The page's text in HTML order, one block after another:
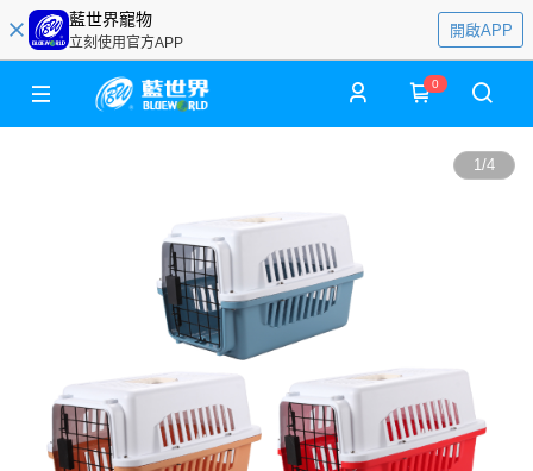
藍世界寵物
立刻使用官方APP
開啟APP
0
1/4